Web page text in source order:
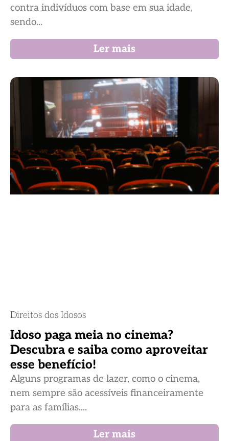
contra indivíduos com base em sua idade,
sendo...
Ler mais
Direitos dos Idosos
Idoso paga meia no cinema?
Descubra e saiba como aproveitar
esse benefício!
Alguns programas de lazer, como o cinema,
nem sempre são acessíveis financeiramente
para as famílias....
Ler mais